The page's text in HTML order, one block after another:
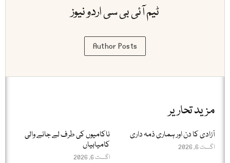
ٹیم آئی بی سی اردو نیوز
Author Posts
مزید تحاریر
آزادی کا دن اور ہماری ذمہ داری
اگست 6, 2026
ناکامیوں کی طرف لے جانے والی
کامیابیاں
اگست 6, 2026